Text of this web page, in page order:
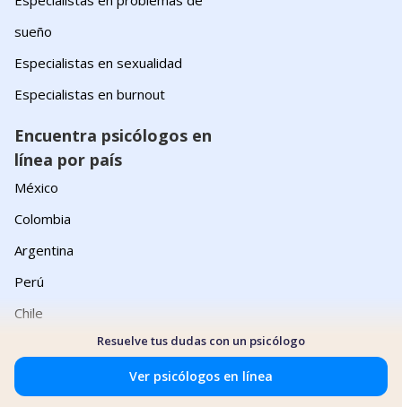
Resuelve tus dudas con un psicólogo
Ver psicólogos en línea
sueño
Especialistas en sexualidad
Especialistas en burnout
Encuentra psicólogos en
línea por país
México
Colombia
Argentina
Perú
Chile
Encuentra psicólogos en
línea por enfoque